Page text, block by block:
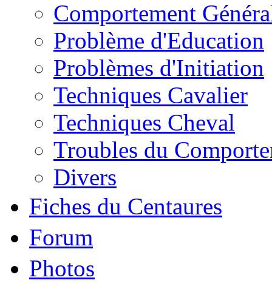
Comportement
Problème d'Education
Problèmes d'Initiation
Techniques Cavalier
Techniques Cheval
Troubles du
Divers
Fiches du Centaures
Forum
Photos